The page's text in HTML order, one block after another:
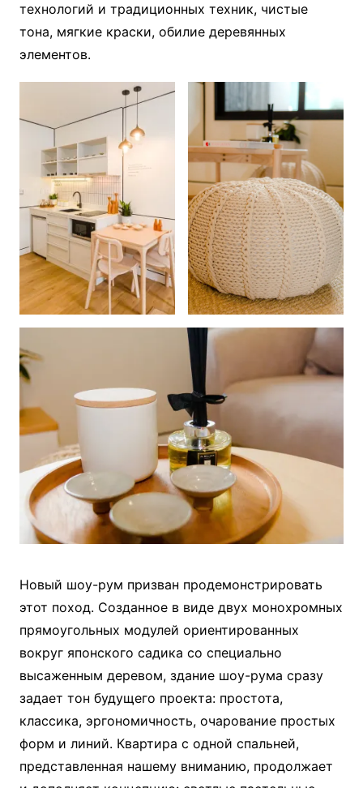
технологий и традиционных техник, чистые
тона, мягкие краски, обилие деревянных
элементов.
Новый шоу-рум призван продемонстрировать
этот поход. Созданное в виде двух монохромных
прямоугольных модулей ориентированных
вокруг японского садика со специально
высаженным деревом, здание шоу-рума сразу
задает тон будущего проекта: простота,
классика, эргономичность, очарование простых
форм и линий. Квартира с одной спальней,
представленная нашему вниманию, продолжает